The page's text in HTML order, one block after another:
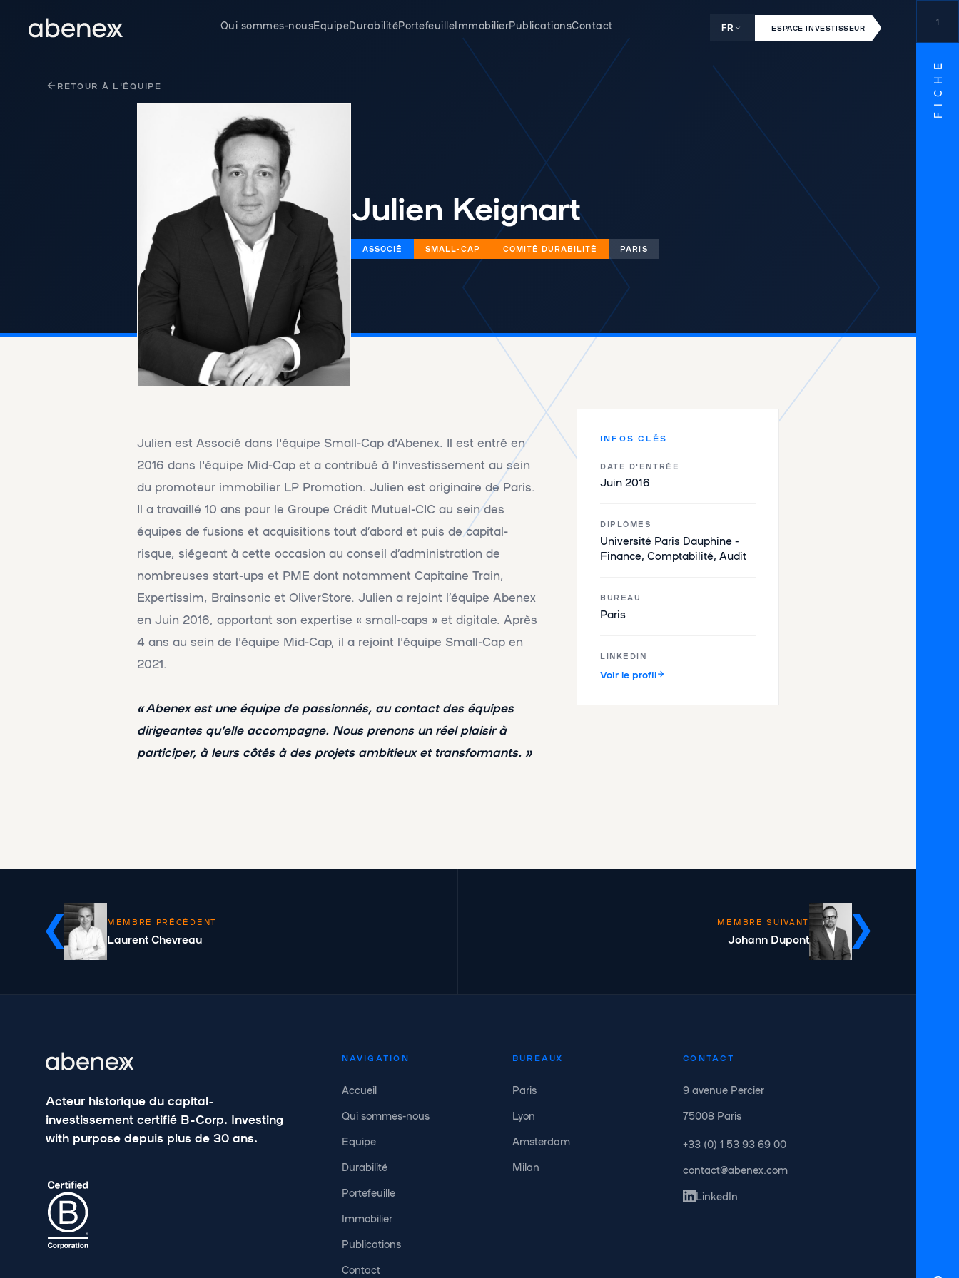
Qui sommes-nousEquipeDurabilitéPortefeuilleImmobilierPublicationsContact FR ESPACE INVESTISSEUR
1
FICHE
RETOUR À L'ÉQUIPE
Julien Keignart
ASSOCIÉ SMALL-CAP COMITÉ DURABILITÉ PARIS
Julien est Associé dans l'équipe Small-Cap d'Abenex. Il est entré en
2016 dans l'équipe Mid-Cap et a contribué à l’investissement au sein
du promoteur immobilier LP Promotion. Julien est originaire de Paris.
Il a travaillé 10 ans pour le Groupe Crédit Mutuel-CIC au sein des
équipes de fusions et acquisitions tout d’abord et puis de capital-
risque, siégeant à cette occasion au conseil d’administration de
nombreuses start-ups et PME dont notamment Capitaine Train,
Expertissim, Brainsonic et OliverStore. Julien a rejoint l’équipe Abenex
en Juin 2016, apportant son expertise « small-caps » et digitale. Après
4 ans au sein de l'équipe Mid-Cap, il a rejoint l'équipe Small-Cap en
2021.
« Abenex est une équipe de passionnés, au contact des équipes
dirigeantes qu’elle accompagne. Nous prenons un réel plaisir à
participer, à leurs côtés à des projets ambitieux et transformants. »
INFOS CLÉS
DATE D'ENTRÉE
Juin 2016
DIPLÔMES
Université Paris Dauphine -
Finance, Comptabilité, Audit
BUREAU
Paris
LINKEDIN
Voir le profil
MEMBRE PRÉCÉDENT
Laurent Chevreau
MEMBRE SUIVANT
Johann Dupont
Acteur historique du capital-
investissement certifié B-Corp. Investing
with purpose depuis plus de 30 ans.
NAVIGATION
Accueil
Qui sommes-nous
Equipe
Durabilité
Portefeuille
Immobilier
Publications
Contact
BUREAUX
Paris
Lyon
Amsterdam
Milan
CONTACT
9 avenue Percier
75008 Paris
+33 (0) 1 53 93 69 00
contact@abenex.com
LinkedIn